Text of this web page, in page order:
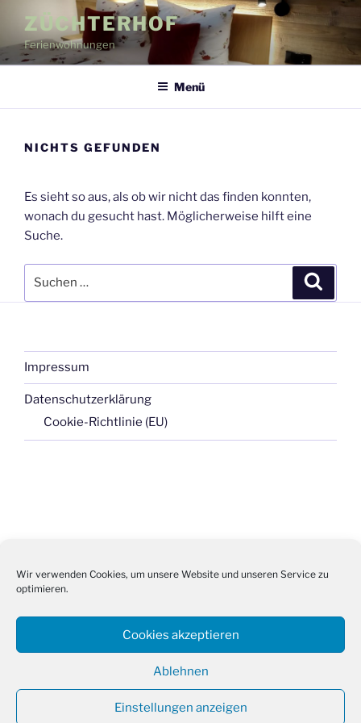
Wir verwenden Cookies, um unsere Website und unseren Service zu
optimieren.
Cookies akzeptieren
Ablehnen
Einstellungen anzeigen
Inhalt
springen
ZÜCHTERHOF
Ferienwohnungen
Menü
NICHTS GEFUNDEN
Es sieht so aus, als ob wir nicht das finden konnten,
wonach du gesucht hast. Möglicherweise hilft eine
Suche.
nach:
Impressum
Datenschutzerklärung
Cookie-Richtlinie (EU)
ImpressumDatenschutzerklärung
Datenschutzerklärung
Mit Stolz präsentiert von